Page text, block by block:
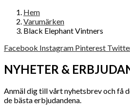
Hem
Varumärken
Black Elephant Vintners
Facebook Instagram Pinterest
NYHETER &
Anmäl dig till vårt nyhetsbrev och få
de bästa erbjudandena.